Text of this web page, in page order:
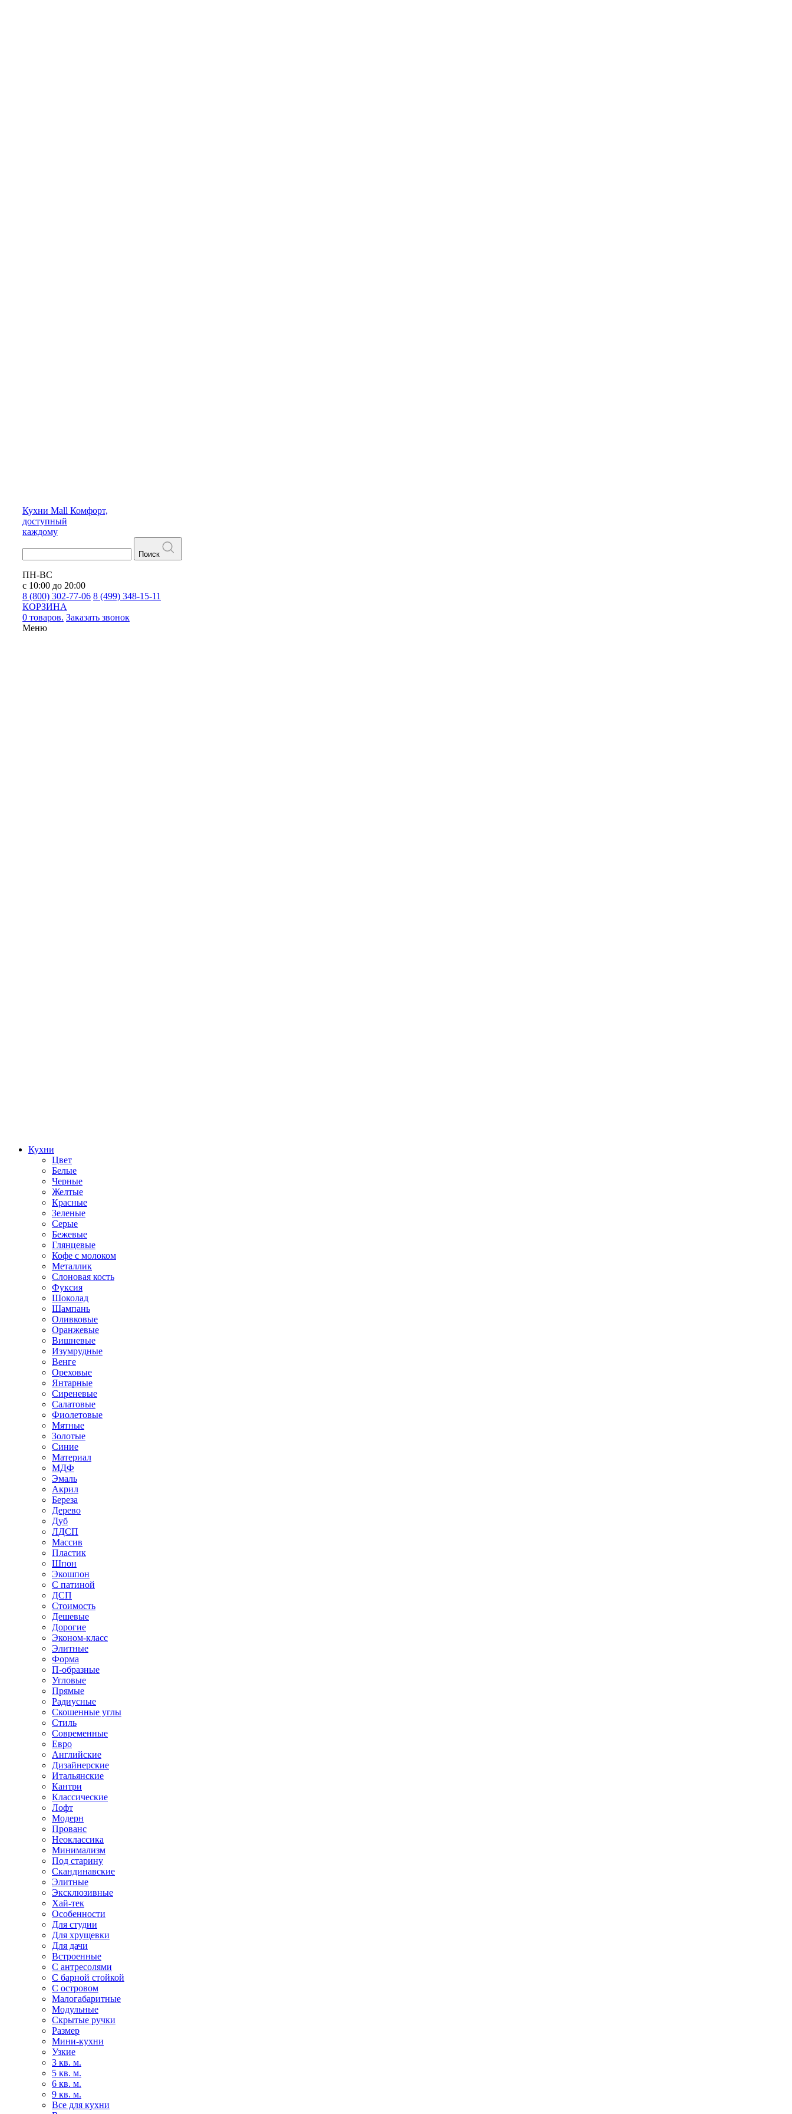
Кухни Mall Комфорт,
доступный
каждому
Поиск
ПН-ВС
с 10:00 до 20:00
8 (800) 302-77-06 8 (499) 348-15-11
КОРЗИНА
0 товаров. Заказать звонок
Меню
Кухни
Цвет
Белые
Черные
Желтые
Красные
Зеленые
Серые
Бежевые
Глянцевые
Кофе с молоком
Металлик
Слоновая кость
Фуксия
Шоколад
Шампань
Оливковые
Оранжевые
Вишневые
Изумрудные
Венге
Ореховые
Янтарные
Сиреневые
Салатовые
Фиолетовые
Мятные
Золотые
Синие
Материал
МДФ
Эмаль
Акрил
Береза
Дерево
Дуб
ЛДСП
Массив
Пластик
Шпон
Экошпон
С патиной
ДСП
Стоимость
Дешевые
Дорогие
Эконом-класс
Элитные
Форма
П-образные
Угловые
Прямые
Радиусные
Скошенные углы
Стиль
Современные
Евро
Английские
Дизайнерские
Итальянские
Кантри
Классические
Лофт
Модерн
Прованс
Неоклассика
Минимализм
Под старину
Скандинавские
Элитные
Эксклюзивные
Хай-тек
Особенности
Для студии
Для хрущевки
Для дачи
Встроенные
С антресолями
С барной стойкой
С островом
Малогабаритные
Модульные
Скрытые ручки
Размер
Мини-кухни
Узкие
3 кв. м.
5 кв. м.
6 кв. м.
9 кв. м.
Все для кухни